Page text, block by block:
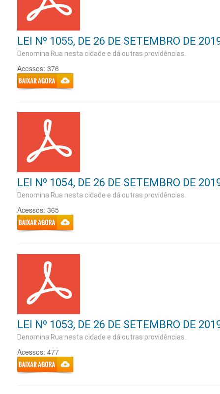
LEI Nº 1055, DE 26 DE SETEMBRO DE
Denomina Rua nesta cidade e dá outras providências.
Acessos: 376
LEI Nº 1054, DE 26 DE SETEMBRO DE
Denomina Rua nesta cidade e dá outras providências.
Acessos: 365
LEI Nº 1053, DE 26 DE SETEMBRO DE
Denomina Rua nesta cidade e dá outras providências.
Acessos: 477